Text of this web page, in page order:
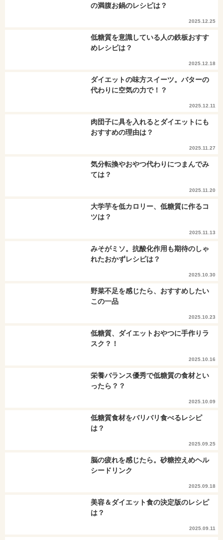
の満腹お鍋のレシピは？
2025.12.25
低糖質を意識している人の鉄板おすす
めレシピは？
2025.12.18
ダイエットの味方スイーツ。バターの
代わりに空気の力で！？
2025.12.11
肉団子に具を入れるとダイエットにも
おすすめの理由は？
2025.11.27
気分転換やおやつ代わりにつまんでみ
ては？
2025.11.20
大学芋を低カロリー、低糖質に作るコ
ツは？
2025.11.13
みそがミソ。抗酸化作用も期待のしゃ
れたおかずレシピは？
2025.10.30
野菜不足を感じたら、おすすめしたい
この一品
2025.10.23
低糖質、ダイエットおやつに手作りラ
スク？！
2025.10.16
栄養バランス優秀で低糖質の食材とい
ったら？？
2025.10.09
低糖質食材をバリバリ食べるレシピ
は？
2025.09.25
脳の疲れを感じたら。砂糖控えめヘル
シードリンク
2025.09.18
美容＆ダイエット食の決定版のレシピ
は？
2025.09.11